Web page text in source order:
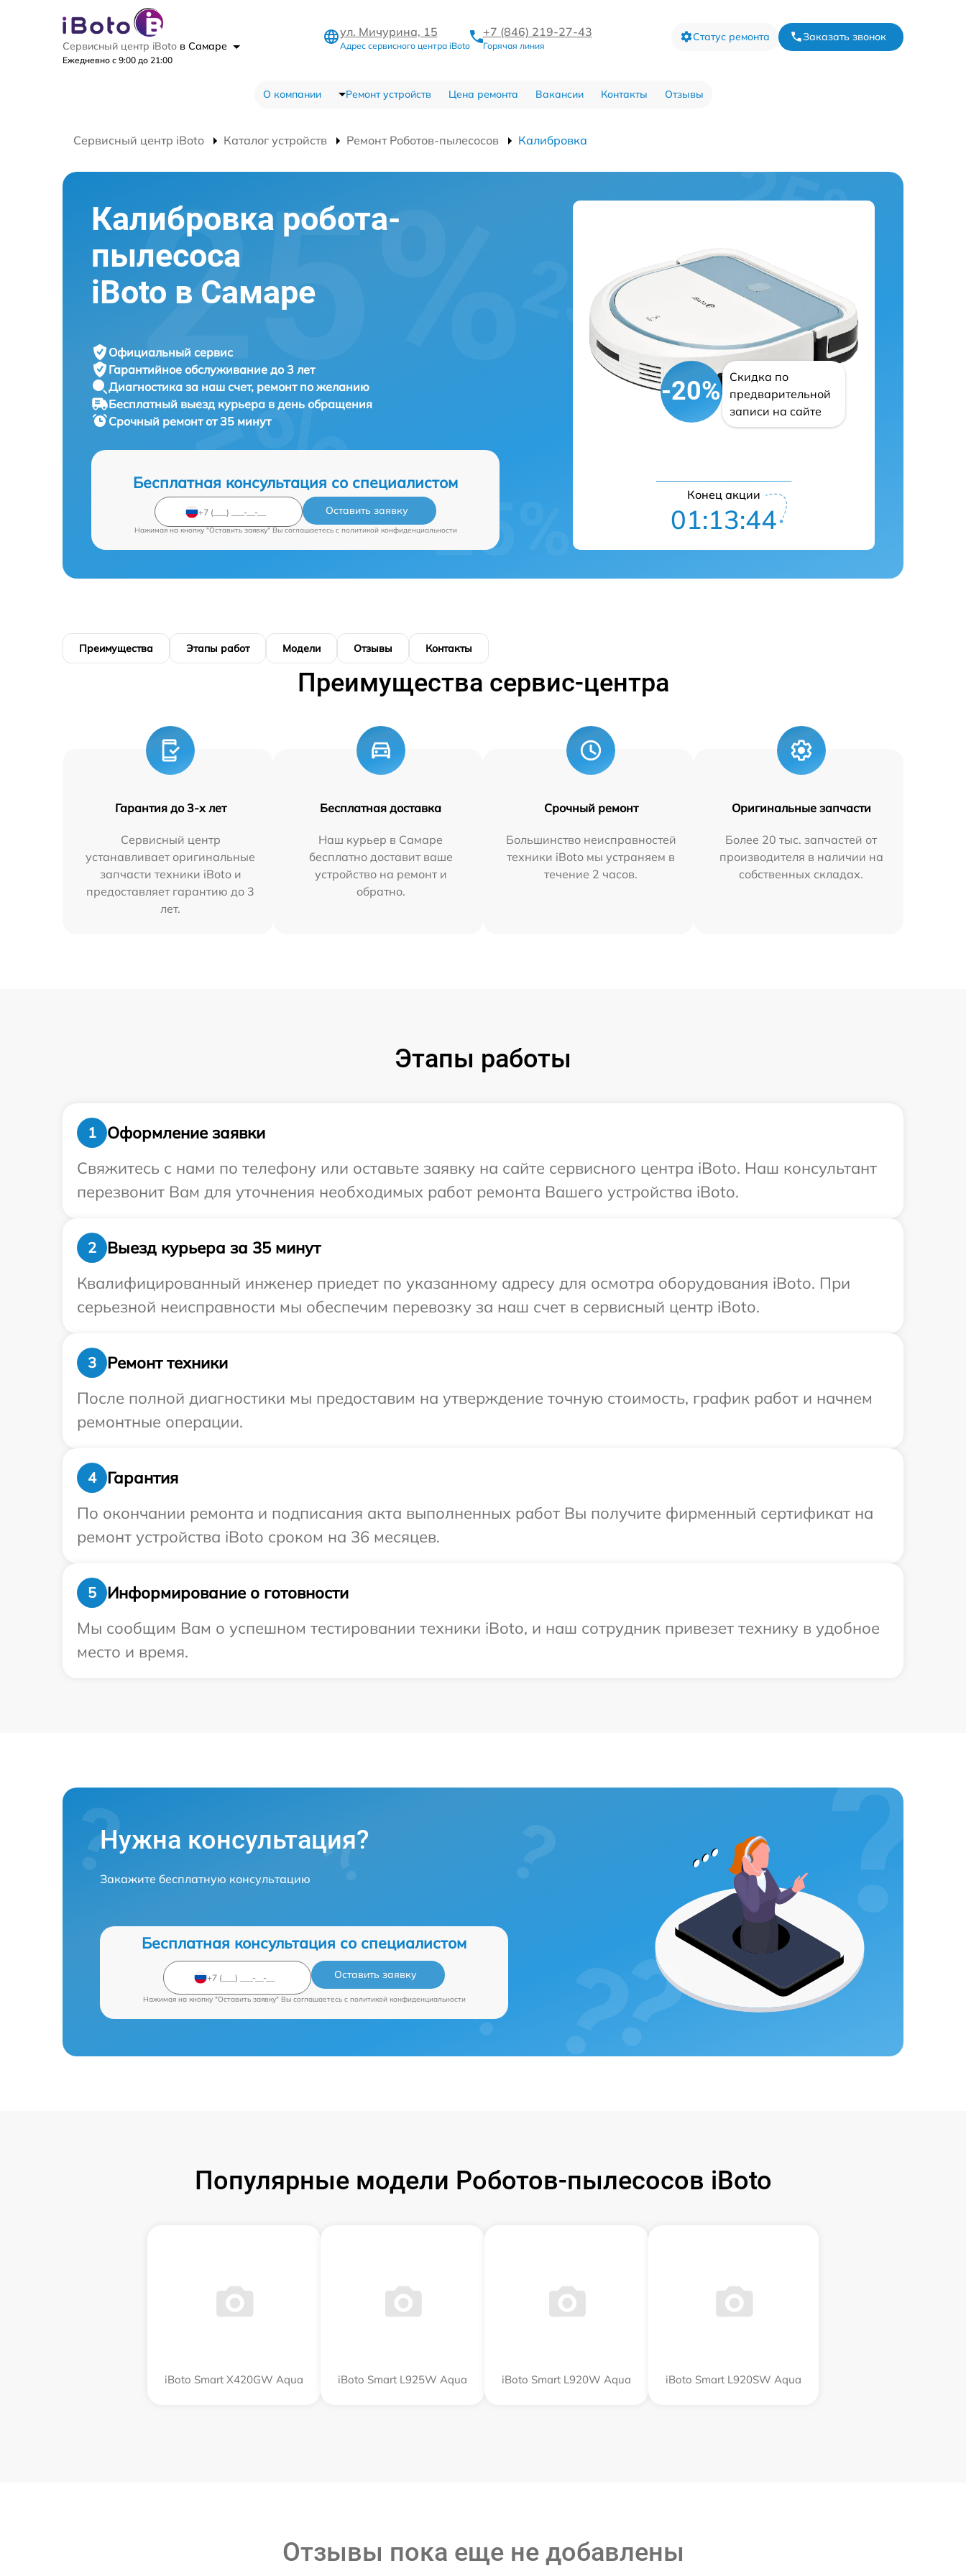
Сервисный центр iBoto в Самаре
Ежедневно с 9:00 до 21:00
ул. Мичурина, 15
Адрес сервисного центра iBoto
+7 (846) 219-27-43
Горячая линия
Статус ремонта Заказать звонок
О компании Ремонт устройств Цена ремонта Вакансии Контакты Отзывы
Сервисный центр iBoto Каталог устройств Ремонт Роботов-пылесосов Калибровка
Калибровка робота-
пылесоса
iBoto в Самаре
Официальный сервис
Гарантийное обслуживание до 3 лет
Диагностика за наш счет, ремонт по желанию
Бесплатный выезд курьера в день обращения
Срочный ремонтот 35 минут
Бесплатная консультация со специалистом
Оставить заявку
Нажимая на кнопку "Оставить заявку" Вы соглашаетесь c политикой конфиденциальности
-20%
Скидка по
предварительной
записи на сайте
Конец акции
01:13:43
Преимущества Этапы работ Модели Отзывы Контакты
Преимущества сервис-центра
Гарантия до 3-х лет
Сервисный центр
устанавливает оригинальные
запчасти техники iBoto и
предоставляет гарантию до 3
лет.
Бесплатная доставка
Наш курьер в Самаре
бесплатно доставит ваше
устройство на ремонт и
обратно.
Срочный ремонт
Большинство неисправностей
техники iBoto мы устраняем в
течение 2 часов.
Оригинальные запчасти
Более 20 тыс. запчастей от
производителя в наличии на
собственных складах.
Этапы работы
1
Оформление заявки
Свяжитесь с нами по телефону или оставьте заявку на сайте сервисного центра iBoto. Наш консультант
перезвонит Вам для уточнения необходимых работ ремонта Вашего устройства iBoto.
2
Выезд курьера за 35 минут
Квалифицированный инженер приедет по указанному адресу для осмотра оборудования iBoto. При
серьезной неисправности мы обеспечим перевозку за наш счет в сервисный центр iBoto.
3
Ремонт техники
После полной диагностики мы предоставим на утверждение точную стоимость, график работ и начнем
ремонтные операции.
4
Гарантия
По окончании ремонта и подписания акта выполненных работ Вы получите фирменный сертификат на
ремонт устройства iBoto сроком на 36 месяцев.
5
Информирование о готовности
Мы сообщим Вам о успешном тестировании техники iBoto, и наш сотрудник привезет технику в удобное
место и время.
Нужна консультация?
Закажите бесплатную консультацию
Бесплатная консультация со специалистом
Оставить заявку
Нажимая на кнопку "Оставить заявку" Вы соглашаетесь c политикой конфиденциальности
Популярные модели Роботов-пылесосов iBoto
iBoto Smart Х420GW Aqua iBoto Smart L925W Aqua iBoto Smart L920W Aqua iBoto Smart L920SW Aqua
Отзывы пока еще не добавлены